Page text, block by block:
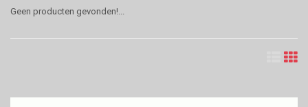
Geen producten gevonden!...